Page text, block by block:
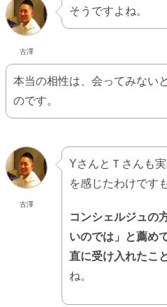
古澤
そうですよね。
本当の相性は、会ってみない
のです。
古澤
YさんとＴさんも
を感じたわけです
コンシェルジュの
いのでは」と薦め
直に受け入れたこ
ね。